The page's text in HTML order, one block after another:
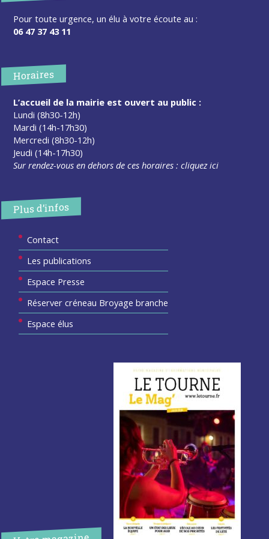
Pour toute urgence, un élu à votre écoute au :
06 47 37 43 11
Horaires
L’accueil de la mairie est ouvert au public :
Lundi (8h30-12h)
Mardi (14h-17h30)
Mercredi (8h30-12h)
Jeudi (14h-17h30)
Sur rendez-vous en dehors de ces horaires :cliquez ici
Plus d’infos
Contact
Les publications
Espace Presse
Réserver créneau Broyage branche
Espace élus